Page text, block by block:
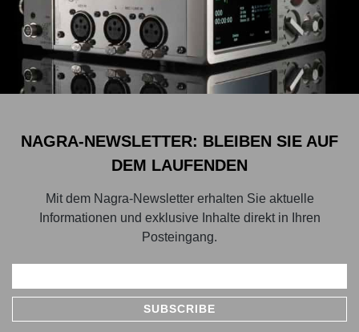
NAGRA-NEWSLETTER: BLEIBEN SIE AUF
DEM LAUFENDEN
Mit dem Nagra-Newsletter erhalten Sie aktuelle
Informationen und exklusive Inhalte direkt in Ihren
Posteingang.